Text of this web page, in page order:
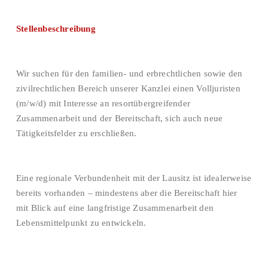
Stellenbeschreibung
Wir suchen für den familien- und erbrechtlichen sowie den
zivilrechtlichen Bereich unserer Kanzlei einen Volljuristen
(m/w/d) mit Interesse an resortübergreifender
Zusammenarbeit und der Bereitschaft, sich auch neue
Tätigkeitsfelder zu erschließen.
Eine regionale Verbundenheit mit der Lausitz ist idealerweise
bereits vorhanden – mindestens aber die Bereitschaft hier
mit Blick auf eine langfristige Zusammenarbeit den
Lebensmittelpunkt zu entwickeln.